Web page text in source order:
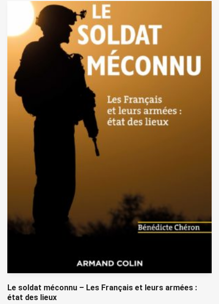
Le soldat méconnu – Les Français et leurs armées :
état des lieux